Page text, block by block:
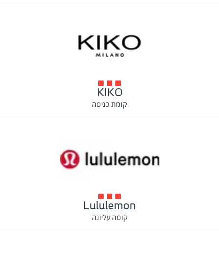
KIKO
קומת כניסה
Lululemon
קומה עליונה